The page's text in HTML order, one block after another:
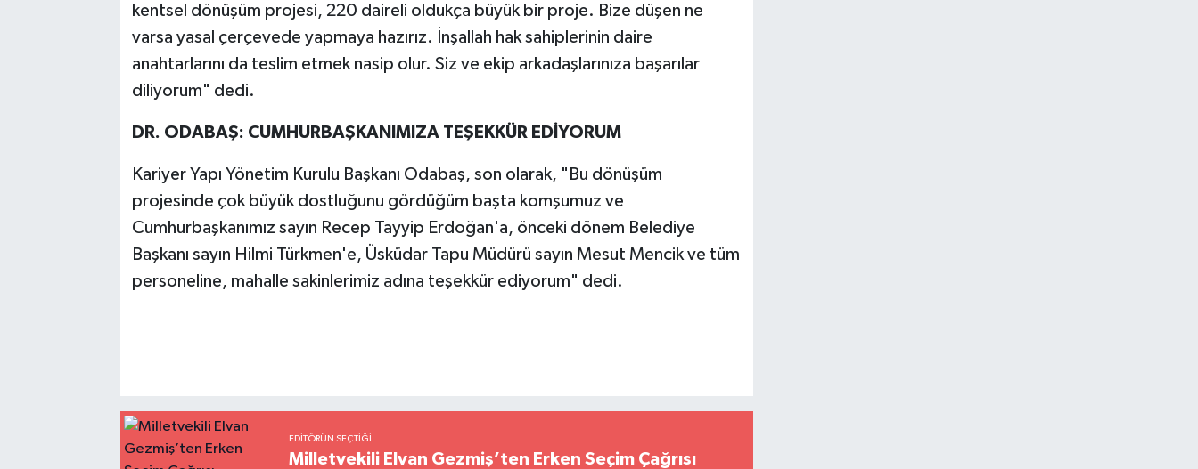
kentsel dönüşüm projesi, 220 daireli oldukça büyük bir proje. Bize düşen ne
varsa yasal çerçevede yapmaya hazırız. İnşallah hak sahiplerinin daire
anahtarlarını da teslim etmek nasip olur. Siz ve ekip arkadaşlarınıza başarılar
diliyorum" dedi.
DR. ODABAŞ: CUMHURBAŞKANIMIZA TEŞEKKÜR EDİYORUM
Kariyer Yapı Yönetim Kurulu Başkanı Odabaş, son olarak, "Bu dönüşüm
projesinde çok büyük dostluğunu gördüğüm başta komşumuz ve
Cumhurbaşkanımız sayın Recep Tayyip Erdoğan'a, önceki dönem Belediye
Başkanı sayın Hilmi Türkmen'e, Üsküdar Tapu Müdürü sayın Mesut Mencik ve tüm
personeline, mahalle sakinlerimiz adına teşekkür ediyorum" dedi.
EDITÖRÜN SEÇTIĞI
Milletvekili Elvan Gezmiş’ten Erken Seçim Çağrısı